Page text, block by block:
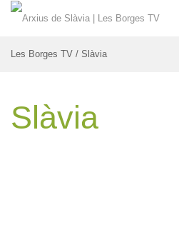
Les Borges TV / Slàvia
Slàvia